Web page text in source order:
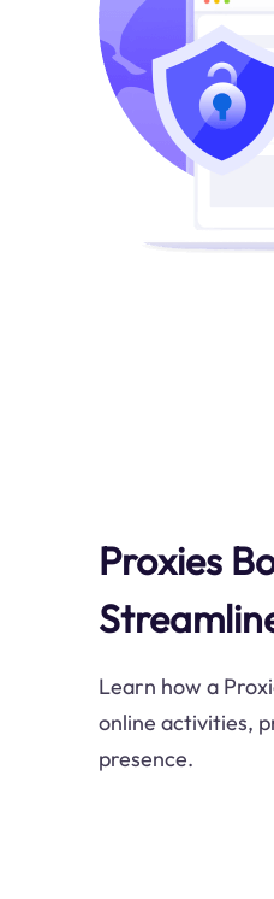
Proxies
Learn how a
online activities,
presence.